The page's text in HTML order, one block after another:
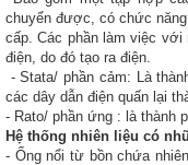
chuyển được, có chức
cấp. Các phần làm việc
điện, do đó tạo ra điện.
- Stata/ phần cảm: Là
các dây dẫn điện quấn lại
- Rato/ phần ứng : là thành
Hệ thống nhiên liệu có
- Ống nổi từ bồn chứa